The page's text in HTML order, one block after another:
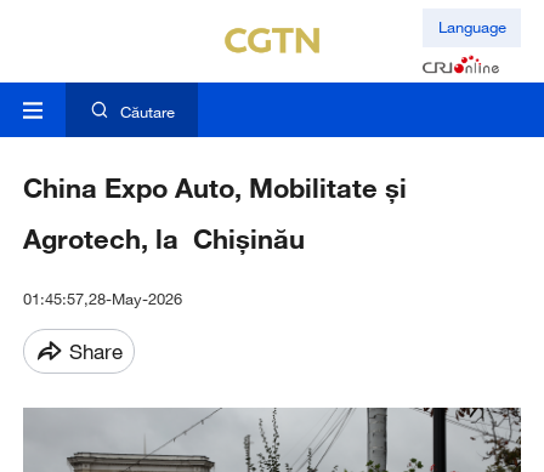
Language
Căutare
China Expo Auto, Mobilitate și
Agrotech, la Chișinău
01:45:57,28-May-2026
Share